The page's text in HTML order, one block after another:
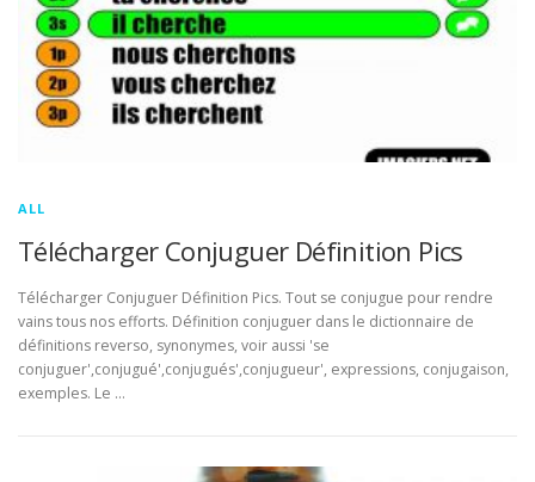
ALL
Télécharger Conjuguer Définition Pics
Télécharger Conjuguer Définition Pics. Tout se conjugue pour rendre
vains tous nos efforts. Définition conjuguer dans le dictionnaire de
définitions reverso, synonymes, voir aussi 'se
conjuguer',conjugué',conjugués',conjugueur', expressions, conjugaison,
exemples. Le …